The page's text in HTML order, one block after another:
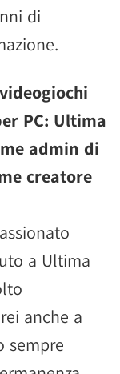
di
PC: Ultima
admin di
creatore
a Ultima
anche a
sempre